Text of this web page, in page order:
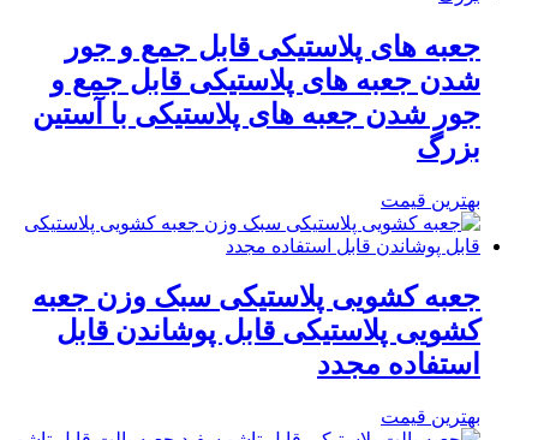
جعبه های پلاستیکی قابل جمع و جور
شدن جعبه های پلاستیکی قابل جمع و
جور شدن جعبه های پلاستیکی با آستین
بزرگ
بهترین قیمت
جعبه کشویی پلاستیکی سبک وزن جعبه
کشویی پلاستیکی قابل پوشاندن قابل
استفاده مجدد
بهترین قیمت